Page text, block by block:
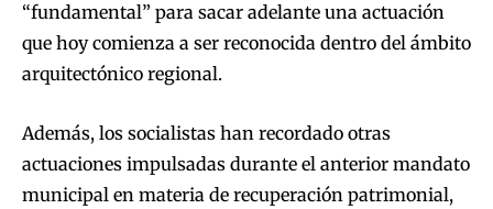
“fundamental” para sacar adelante una actuación
que hoy comienza a ser reconocida dentro del ámbito
arquitectónico regional.
Además, los socialistas han recordado otras
actuaciones impulsadas durante el anterior mandato
municipal en materia de recuperación patrimonial,